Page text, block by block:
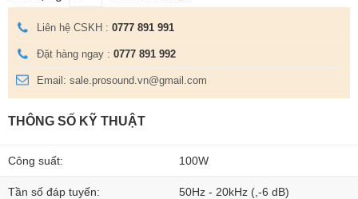
Liên hệ CSKH : 0777 891 991
Đặt hàng ngay : 0777 891 992
Email: sale.prosound.vn@gmail.com
THÔNG SỐ KỸ THUẬT
Công suất: 100W
Tần số đáp tuyến: 50Hz - 20kHz (,-6 dB)